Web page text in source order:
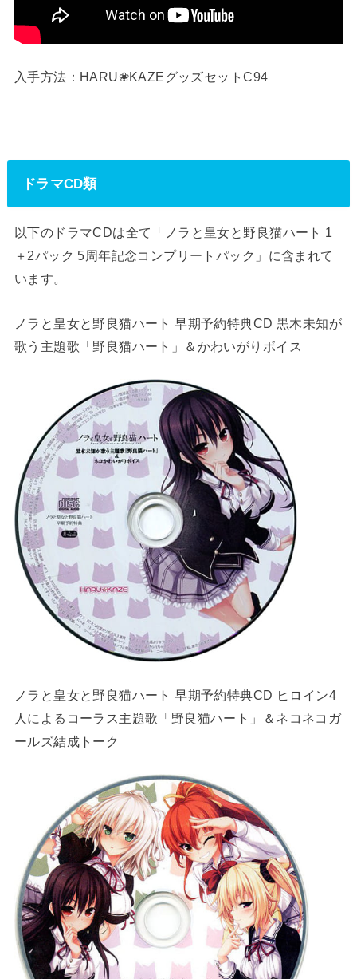
入手方法：HARU❀KAZEグッズセットC94
ドラマCD類
以下のドラマCDは全て「ノラと皇女と野良猫ハート 1
＋2パック 5周年記念コンプリートパック」に含まれて
います。
ノラと皇女と野良猫ハート 早期予約特典CD 黒木未知が
歌う主題歌「野良猫ハート」＆かわいがりボイス
ノラと皇女と野良猫ハート 早期予約特典CD ヒロイン4
人によるコーラス主題歌「野良猫ハート」＆ネコネコガ
ールズ結成トーク